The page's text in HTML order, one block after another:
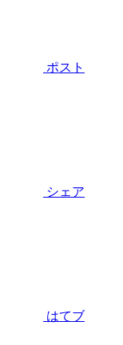
ポスト
シェア
はてブ